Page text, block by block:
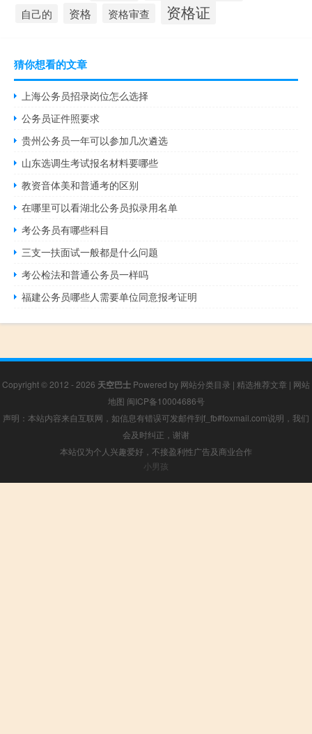
自己的 资格 资格审查 资格证
猜你想看的文章
上海公务员招录岗位怎么选择
公务员证件照要求
贵州公务员一年可以参加几次遴选
山东选调生考试报名材料要哪些
教资音体美和普通考的区别
在哪里可以看湖北公务员拟录用名单
考公务员有哪些科目
三支一扶面试一般都是什么问题
考公检法和普通公务员一样吗
福建公务员哪些人需要单位同意报考证明
Copyright © 2012 - 2026 天空巴士 Powered by 网站分类目录 | 精选推荐文章 | 网站
地图 闽ICP备10004686号
声明：本站内容来自互联网，如信息有错误可发邮件到f_fb#foxmail.com说明，我们
会及时纠正，谢谢
本站仅为个人兴趣爱好，不接盈利性广告及商业合作
小男孩